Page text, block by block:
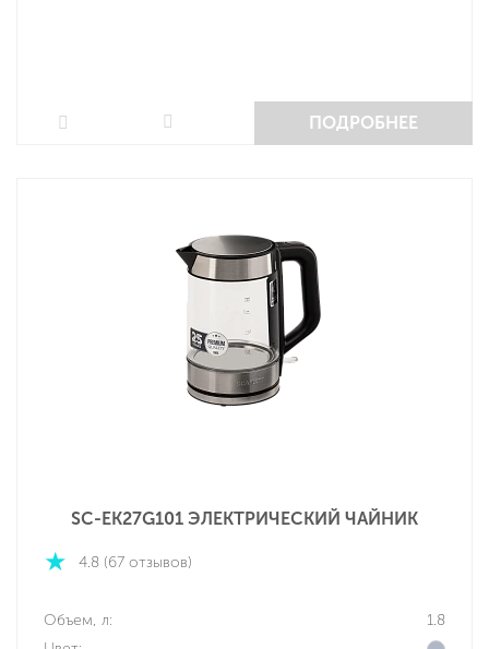
ПОДРОБНЕЕ
SC-EK27G101 ЭЛЕКТРИЧЕСКИЙ ЧАЙНИК
4.8 (67 отзывов)
Объем, л:
1.8